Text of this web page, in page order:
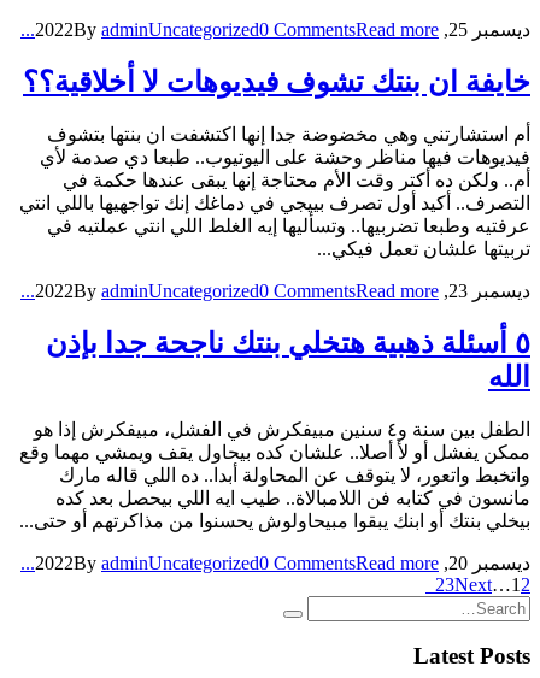
ديسمبر 25, 2022 By adminUncategorized0 CommentsRead more...
خايفة ان بنتك تشوف فيديوهات لا أخلاقية؟؟
أم استشارتني وهي مخضوضة جدا إنها اكتشفت ان بنتها بتشوف
فيديوهات فيها مناظر وحشة على اليوتيوب.. طبعا دي صدمة لأي
أم.. ولكن ده أكتر وقت الأم محتاجة إنها يبقى عندها حكمة في
التصرف.. أكيد أول تصرف بييجي في دماغك إنك تواجهيها باللي انتي
عرفتيه وطبعا تضربيها.. وتسأليها إيه الغلط اللي انتي عملتيه في
تربيتها علشان تعمل فيكي...
ديسمبر 23, 2022 By adminUncategorized0 CommentsRead more...
٥ أسئلة ذهبية هتخلي بنتك ناجحة جدا بإذن
الله
الطفل بين سنة و٤ سنين مبيفكرش في الفشل، مبيفكرش إذا هو
ممكن يفشل أو لأ أصلا.. علشان كده بيحاول يقف ويمشي مهما وقع
واتخبط واتعور، لا يتوقف عن المحاولة أبدا.. ده اللي قاله مارك
مانسون في كتابه فن اللامبالاة.. طيب ايه اللي بيحصل بعد كده
بيخلي بنتك أو ابنك يبقوا مبيحاولوش يحسنوا من مذاكرتهم أو حتى...
ديسمبر 20, 2022 By adminUncategorized0 CommentsRead more...
1 2
…
23Next
Latest Posts